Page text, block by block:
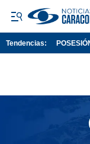
Tendencias: